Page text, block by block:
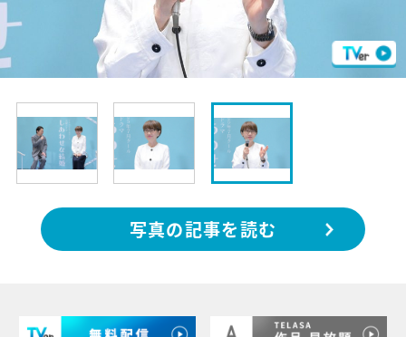
写真の記事を読む